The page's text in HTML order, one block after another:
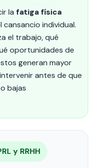
la fatiga física
cansancio individual.
el trabajo, qué
oportunidades de
generan mayor
antes de que
bajas
y RRHH